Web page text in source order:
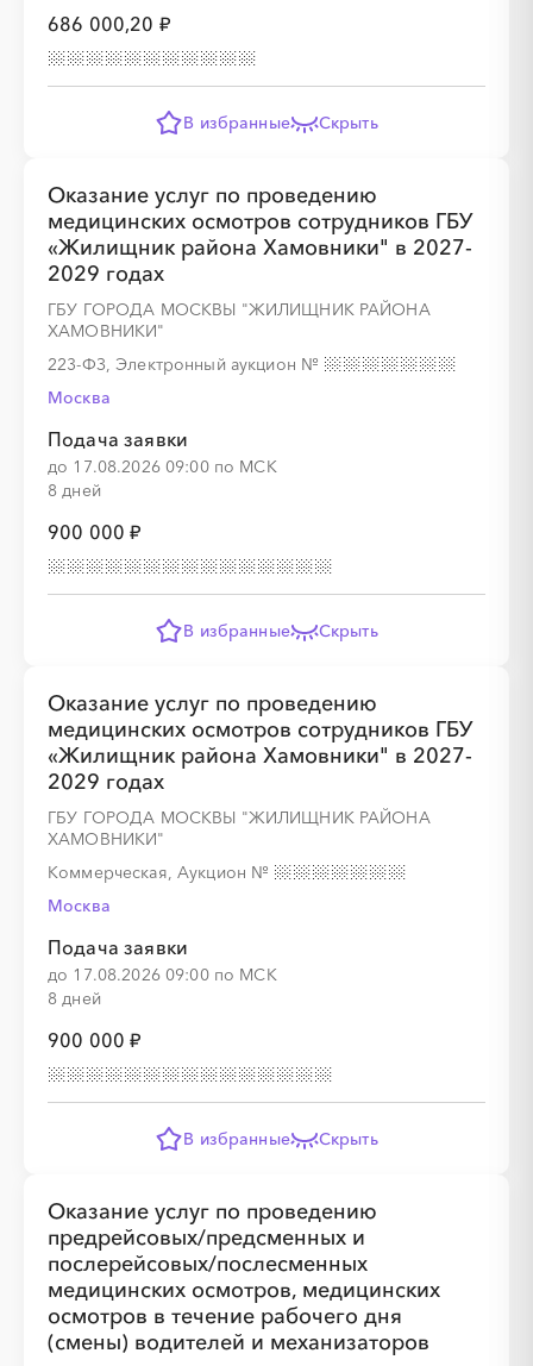
686 000,20 ₽
В избранные Скрыть
Оказание услуг по проведению
медицинских осмотров сотрудников ГБУ
«Жилищник района Хамовники" в 2027-
2029 годах
ГБУ ГОРОДА МОСКВЫ "ЖИЛИЩНИК РАЙОНА
ХАМОВНИКИ"
223-ФЗ, Электронный аукцион №
Москва
Подача заявки
до 17.08.2026 09:00 по МСК
8 дней
900 000 ₽
В избранные Скрыть
Оказание услуг по проведению
медицинских осмотров сотрудников ГБУ
«Жилищник района Хамовники" в 2027-
2029 годах
ГБУ ГОРОДА МОСКВЫ "ЖИЛИЩНИК РАЙОНА
ХАМОВНИКИ"
Коммерческая, Аукцион №
Москва
Подача заявки
до 17.08.2026 09:00 по МСК
8 дней
900 000 ₽
В избранные Скрыть
Оказание услуг по проведению
предрейсовых/предсменных и
послерейсовых/послесменных
медицинских осмотров, медицинских
осмотров в течение рабочего дня
(смены) водителей и механизаторов